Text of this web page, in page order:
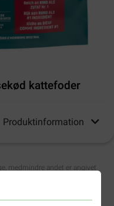
kattefoder
Produktinformation
medmindre andet er angivet